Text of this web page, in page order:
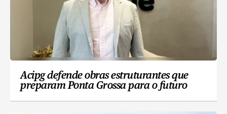
Acipg defende obras estruturantes que
preparam Ponta Grossa para o futuro